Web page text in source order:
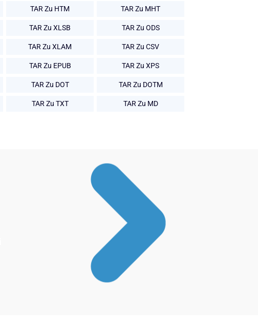
TAR Zu HTM TAR Zu MHT
TAR Zu XLSB TAR Zu ODS
TAR Zu XLAM TAR Zu CSV
TAR Zu EPUB TAR Zu XPS
TAR Zu DOT TAR Zu DOTM
TAR Zu TXT TAR Zu MD